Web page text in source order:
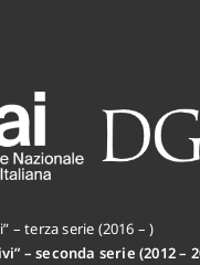
– terza serie (2016 – )
– seconda serie (2012 –